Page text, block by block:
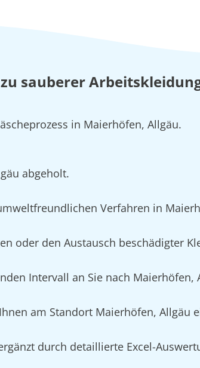
sauberer
in Maierhöfen, Allgäu.
abgeholt.
Verfahren in
oder den Austausch beschädigter
Intervall an Sie nach Maierhöfen,
am Standort Maierhöfen, Allgäu
durch detaillierte Excel-